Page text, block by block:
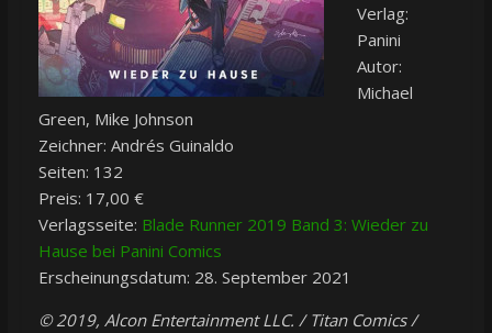
Verlag:
Panini
Autor:
Michael
Green, Mike Johnson
Zeichner: Andrés Guinaldo
Seiten: 132
Preis: 17,00 €
Verlagsseite: Blade Runner 2019 Band 3: Wieder zu
Hause bei Panini Comics
Erscheinungsdatum: 28. September 2021
© 2019, Alcon Entertainment LLC. / Titan Comics /